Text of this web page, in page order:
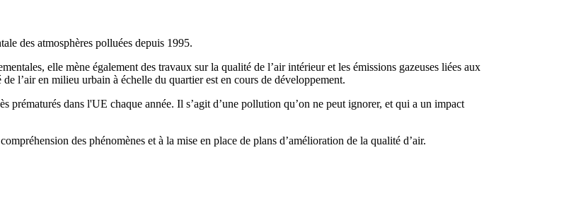
des atmosphères polluées depuis 1995.
elle mène également des travaux sur la qualité de l’air intérieur et les émissions gazeuses liées aux
l’air en milieu urbain à échelle du quartier est en cours de développement.
prématurés dans l'UE chaque année. Il s’agit d’une pollution qu’on ne peut ignorer, et qui a un impact
des phénomènes et à la mise en place de plans d’amélioration de la qualité d’air.